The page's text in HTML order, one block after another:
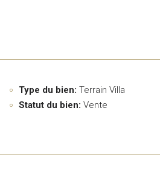
Type du bien: Terrain Villa
Statut du bien: Vente